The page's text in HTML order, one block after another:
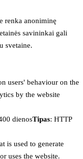
renka anoniminę
savininkai gali
svetaine.
users' behaviour on the
by the website
dienosTipas: HTTP
is used to generate
uses the website.